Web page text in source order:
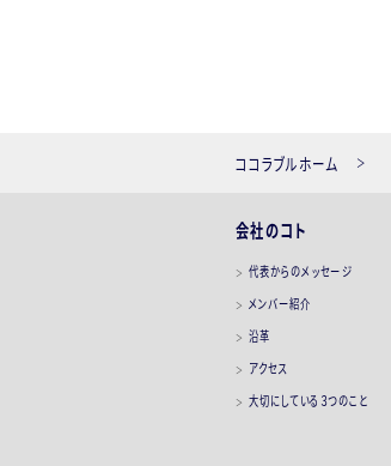
ココラブルホーム
会社のコト
代表からのメッセージ
メンバー紹介
沿革
アクセス
大切にしている３つのこと